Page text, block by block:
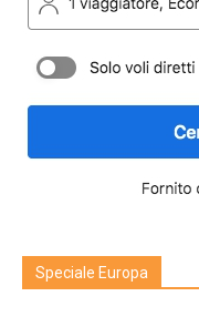
Speciale Europa